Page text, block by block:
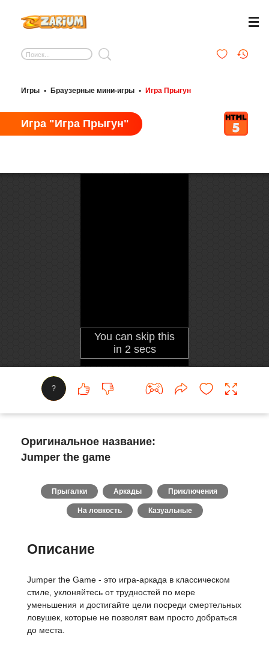
Игры • Браузерные мини-игры • Игра Прыгун
Игра "Игра Прыгун"
?
Оригинальное название:
Jumper the game
Прыгалки Аркады Приключения
На ловкость Казуальные
Описание
Jumper the Game - это игра-аркада в классическом
стиле, уклоняйтесь от трудностей по мере
уменьшения и достигайте цели посреди смертельных
ловушек, которые не позволят вам просто добраться
до места.